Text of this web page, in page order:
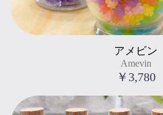
" title="アメビン
Amevin
">
アメビン
Amevin
￥3,780